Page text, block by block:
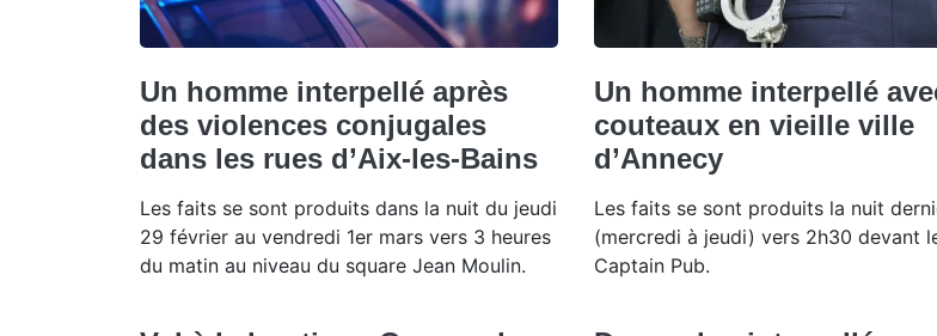
Un homme interpellé après
des violences conjugales
dans les rues d’Aix-les-Bains
Les faits se sont produits dans la nuit du jeudi
29 février au vendredi 1er mars vers 3 heures
du matin au niveau du square Jean Moulin.
Un homme interpellé
couteaux en vieille ville
d’Annecy
Les faits se sont produits la nuit
(mercredi à jeudi) vers 2h30 devant
Captain Pub.